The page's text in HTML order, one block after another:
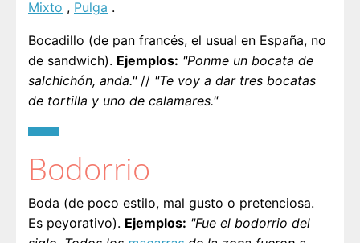
Mixto , Pulga .
Bocadillo (de pan francés, el usual en España, no
de sandwich). Ejemplos: "Ponme un bocata de
salchichón, anda."// "Te voy a dar tres bocatas
de tortilla y uno de calamares."
Bodorrio
Boda (de poco estilo, mal gusto o pretenciosa.
Es peyorativo). Ejemplos: "Fue el bodorrio del